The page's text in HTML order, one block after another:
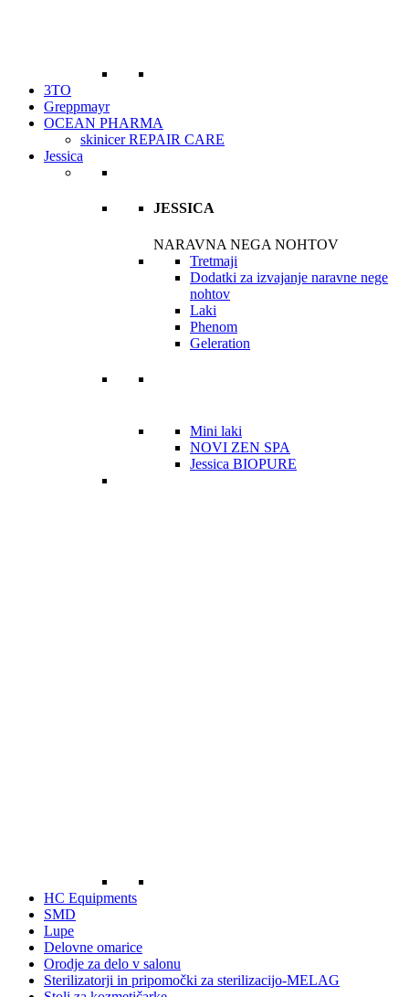
3TO
Greppmayr
OCEAN PHARMA
skinicer REPAIR CARE
Jessica
JESSICA
NARAVNA NEGA NOHTOV
Tretmaji
Dodatki za izvajanje naravne nege
nohtov
Laki
Phenom
Geleration
Mini laki
NOVI ZEN SPA
Jessica BIOPURE
HC Equipments
SMD
Lupe
Delovne omarice
Orodje za delo v salonu
Sterilizatorji in pripomočki za sterilizacijo-MELAG